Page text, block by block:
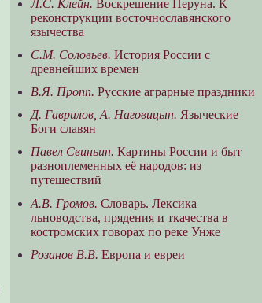
Л.С. Клейн. Воскрешение Перуна. К
реконструкции восточнославянского
язычества
С.М. Соловьев. История России с
древнейших времен
В.Я. Пропп. Русские аграрные праздники
Д. Гаврилов, А. Hаговицын. Языческие
Боги славян
Павел Свиньин. Картины России и быт
разноплеменных её народов: из
путешествий
А.В. Громов. Словарь. Лексика
льноводства, прядения и ткачества в
костромских говорах по реке Унже
Розанов В.В. Европа и евреи